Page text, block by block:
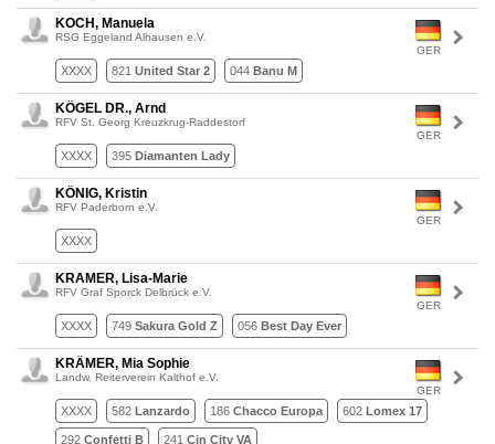
GER
KOCH, Manuela
RSG Eggeland Alhausen e.V.
XXXX 821 United Star 2 044 Banu M
GER
KÖGEL DR., Arnd
RFV St. Georg Kreuzkrug-Raddestorf
XXXX 395 Diamanten Lady
GER
KÖNIG, Kristin
RFV Paderborn e.V.
XXXX
GER
KRAMER, Lisa-Marie
RFV Graf Sporck Delbrück e.V.
XXXX 749 Sakura Gold Z 056 Best Day Ever
GER
KRÄMER, Mia Sophie
Landw. Reiterverein Kalthof e.V.
XXXX 582 Lanzardo 186 Chacco Europa 602 Lomex 17
292 Confetti B 241 Cin City VA